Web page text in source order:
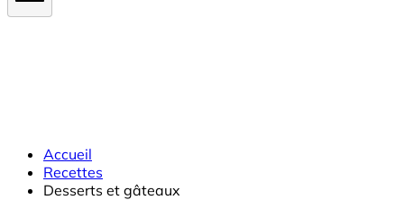
Accueil
Recettes
Desserts et gâteaux